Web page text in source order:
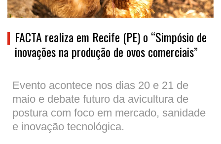
FACTA realiza em Recife (PE) o “Simpósio de
inovações na produção de ovos comerciais”
Evento acontece nos dias 20 e 21 de
maio e debate futuro da avicultura de
postura com foco em mercado, sanidade
e inovação tecnológica.